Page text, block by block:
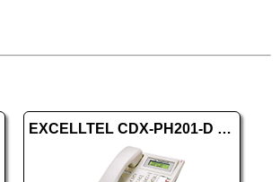
EXCELLTEL CDX-PH201-D fehér